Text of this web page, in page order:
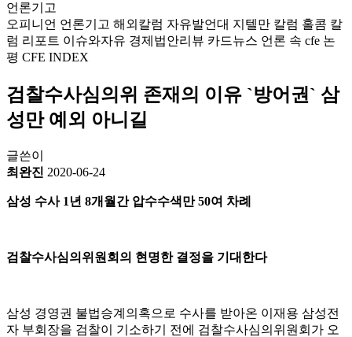
언론기고
오피니언 언론기고 해외칼럼 자유발언대 지텔만 칼럼 홀콤 칼
럼 리포트 이슈와자유 경제법안리뷰 카드뉴스 언론 속 cfe 논
평 CFE INDEX
검찰수사심의위 존재의 이유 `방어권` 삼
성만 예외 아니길
글쓴이
최완진 2020-06-24
삼성 수사 1년 8개월간 압수수색만 50여 차례
검찰수사심의위원회의 현명한 결정을 기대한다
삼성 경영권 불법승계의혹으로 수사를 받아온 이재용 삼성전
자 부회장을 검찰이 기소하기 전에 검찰수사심의위원회가 오